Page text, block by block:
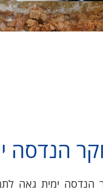
הנדסה
לחקר הנדסה ימית